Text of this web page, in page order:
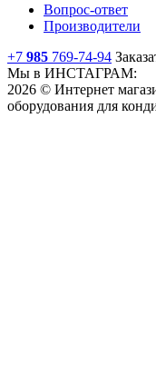
Вопрос-ответ
Производители
+7 985 769-74-94
Мы в ИНСТАГРАМ:
2026 © Интернет
оборудования для